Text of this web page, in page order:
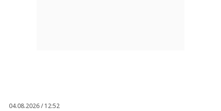
04.08.2026 / 12:52